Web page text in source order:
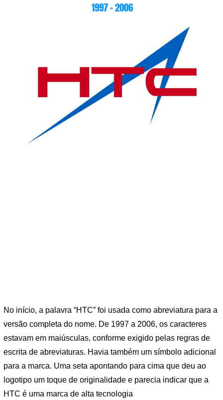
1997 – 2006
No início, a palavra “HTC” foi usada como abreviatura para a
versão completa do nome. De 1997 a 2006, os caracteres
estavam em maiúsculas, conforme exigido pelas regras de
escrita de abreviaturas. Havia também um símbolo adicional
para a marca. Uma seta apontando para cima que deu ao
logotipo um toque de originalidade e parecia indicar que a
HTC é uma marca de alta tecnologia